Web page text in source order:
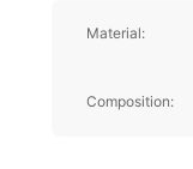
Material:
Composition: